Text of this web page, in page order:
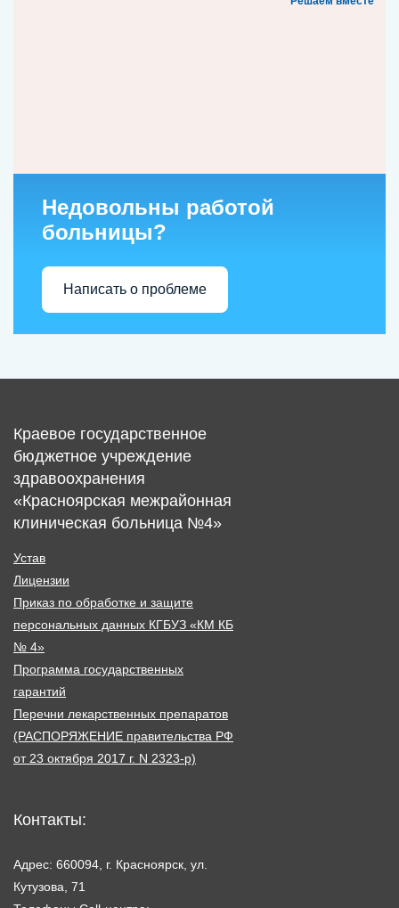
Недовольны работой
больницы?
Написать о проблеме
Краевое государственное
бюджетное учреждение
здравоохранения
«Красноярская межрайонная
клиническая больница №4»
Устав
Лицензии
Приказ по обработке и защите
персональных данных КГБУЗ «КМ КБ
№ 4»
Программа государственных
гарантий
Перечни лекарственных препаратов
(РАСПОРЯЖЕНИЕ правительства РФ
от 23 октября 2017 г. N 2323-р)
Контакты:
Адрес: 660094, г. Красноярск, ул.
Кутузова, 71